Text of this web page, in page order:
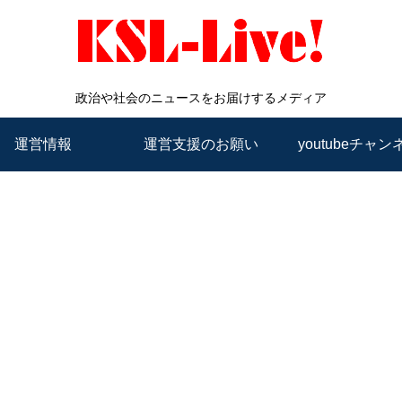
政治や社会のニュースをお届けするメディア
運営情報 運営支援のお願い youtubeチャン